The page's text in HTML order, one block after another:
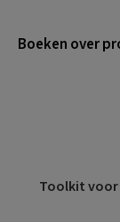
Boeken over
Toolkit voor